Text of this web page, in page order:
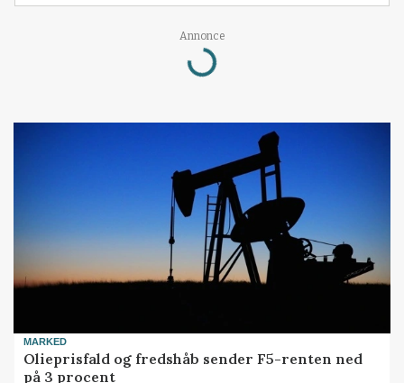
Annonce
Loading...
MARKED
Olieprisfald og fredshåb sender F5-renten ned
på 3 procent